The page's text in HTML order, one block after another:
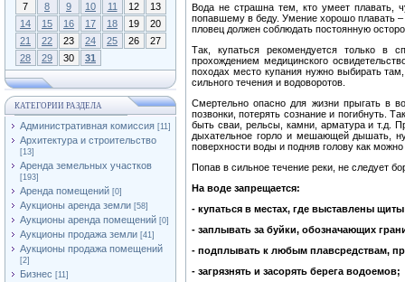
7
8 9 10 11 12
13
14
15 16 17 18 19
20
21
22 23 24 25 26
27
28
29 30 31
КАТЕГОРИИ РАЗДЕЛА
Административная комиссия [11]
Архитектура и строительство
[13]
Аренда земельных участков
[193]
Аренда помещений [0]
Аукционы аренда земли [58]
Аукционы аренда помещений [0]
Аукционы продажа земли [41]
Аукционы продажа помещений
[2]
Бизнес [11]
Вода не страшна тем, кто умеет плавать,
попавшему в беду. Умение хорошо плавать
пловец должен соблюдать постоянную
Так, купаться рекомендуется только в
прохождением медицинского
походах место купания нужно выбирать
сильного течения и водоворотов.
Смертельно опасно для жизни прыгать в
позвонки, потерять сознание и погибнуть.
быть сваи, рельсы, камни, арматура и т.д.
дыхательное горло и мешающей дышать,
поверхности воды и подняв голову как
Попав в сильное течение реки, не следует
На воде запрещается:
- купаться в местах, где выставлены
- заплывать за буйки, обозначающих
- подплывать к любым плавсредствам,
- загрязнять и засорять берега водоемов;